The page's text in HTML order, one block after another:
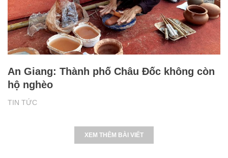
TIN TỨC
An Giang: Thành phố Châu Đốc không còn
hộ nghèo
XEM THÊM BÀI VIẾT